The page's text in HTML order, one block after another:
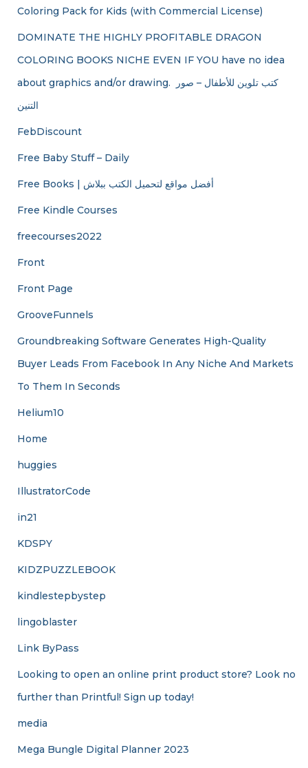
Coloring Pack for Kids (with Commercial License)
DOMINATE THE HIGHLY PROFITABLE DRAGON
COLORING BOOKS NICHE EVEN IF YOU have no idea
about graphics and/or drawing. ​ كتب تلوين للأطفال – صور
التنين
FebDiscount
Free Baby Stuff – Daily
Free Books | أفضل مواقع لتحميل الكتب ببلاش
Free Kindle Courses
freecourses2022
Front
Front Page
GrooveFunnels
Groundbreaking Software Generates High-Quality
Buyer Leads From Facebook In Any Niche And Markets
To Them In Seconds
Helium10
Home
huggies
IllustratorCode
in21
KDSPY
KIDZPUZZLEBOOK
kindlestepbystep
lingoblaster
Link ByPass
Looking to open an online print product store? Look no
further than Printful! Sign up today!
media
Mega Bungle Digital Planner 2023